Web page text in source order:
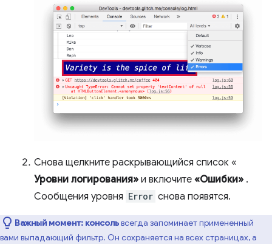
Снова щелкните раскрывающийся список «
Уровни логирования» и включите «Ошибки» .
Сообщения уровня Error снова появятся.
Важный момент: консольвсегда запоминает примененный
вами выпадающий фильтр. Он сохраняется на всех страницах, а